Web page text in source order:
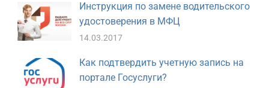
Инструкция по замене водительского
удостоверения в МФЦ
14.03.2017
Как подтвердить учетную запись на
портале Госуслуги?